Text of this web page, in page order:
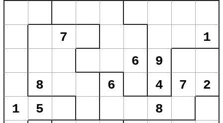
7
1
6
9
8
6 4 7
2
1
5
8